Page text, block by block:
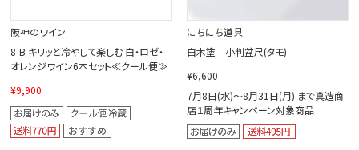
阪神のワイン
8-B キリッと冷やして楽しむ 白・ロゼ・
オレンジワイン6本セット≪クール便≫
¥9,900
にちにち道具
白木塗 小判盆尺(タモ)
¥6,600
7月8日(水)～8月31日(月) まで真造商
店１周年キャンペーン対象商品